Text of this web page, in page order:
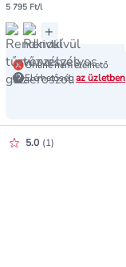
5 795 Ft/l
Online nem elérhető
Elérhetőségaz üzletben
+
Értékelés pontszáma:
5.0 (1)